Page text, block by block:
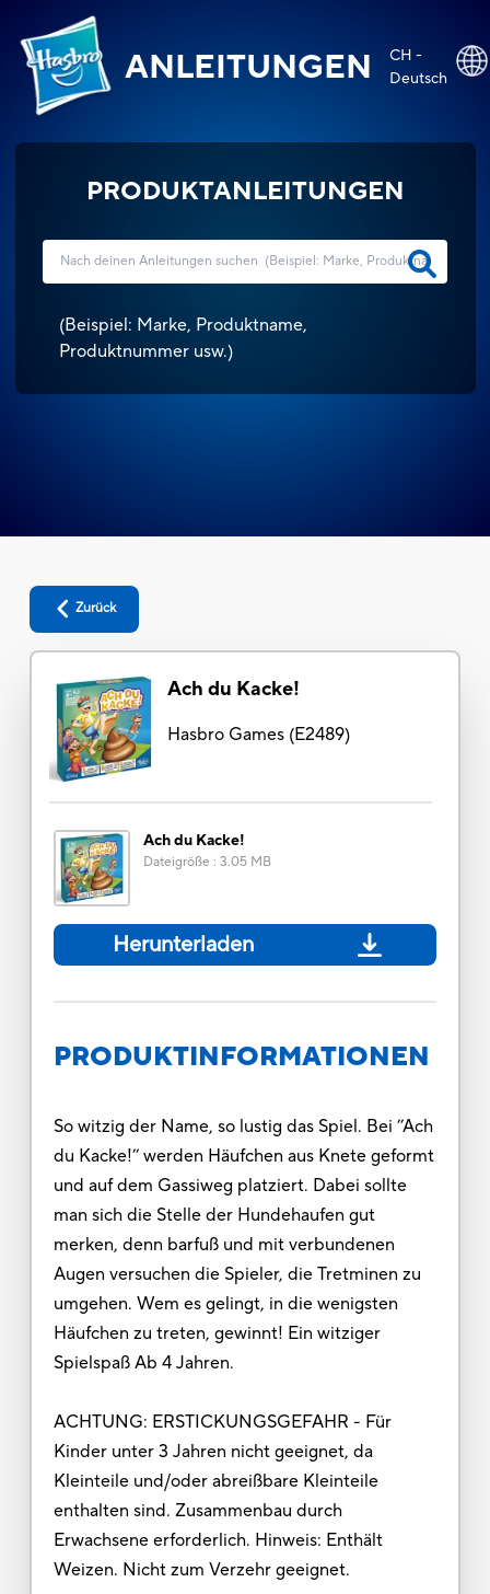
ANLEITUNGEN
CH -
Deutsch
PRODUKTANLEITUNGEN
(Beispiel: Marke, Produktname,
Produktnummer usw.)
Zurück
Ach du Kacke!
Hasbro Games(E2489)
Ach du Kacke!
Dateigröße : 3.05 MB
Herunterladen
PRODUKTINFORMATIONEN
So witzig der Name, so lustig das Spiel. Bei ’’Ach
du Kacke!’’ werden Häufchen aus Knete geformt
und auf dem Gassiweg platziert. Dabei sollte
man sich die Stelle der Hundehaufen gut
merken, denn barfuß und mit verbundenen
Augen versuchen die Spieler, die Tretminen zu
umgehen. Wem es gelingt, in die wenigsten
Häufchen zu treten, gewinnt! Ein witziger
Spielspaß Ab 4 Jahren.
ACHTUNG: ERSTICKUNGSGEFAHR - Für
Kinder unter 3 Jahren nicht geeignet, da
Kleinteile und/oder abreißbare Kleinteile
enthalten sind. Zusammenbau durch
Erwachsene erforderlich. Hinweis: Enthält
Weizen. Nicht zum Verzehr geeignet.